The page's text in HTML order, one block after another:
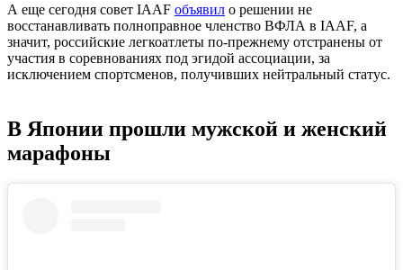
А еще сегодня совет IAAF объявил о решении не
восстанавливать полноправное членство ВФЛА в IAAF, а
значит, российские легкоатлеты по-прежнему отстранены от
участия в соревнованиях под эгидой ассоциации, за
исключением спортсменов, получивших нейтральный статус.
В Японии прошли мужской и женский
марафоны